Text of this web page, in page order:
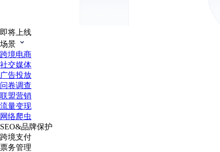
即将上线
场景
跨境电商
社交媒体
广告投放
问卷调查
联盟营销
流量变现
网络爬虫
SEO&品牌保护
跨境支付
票务管理